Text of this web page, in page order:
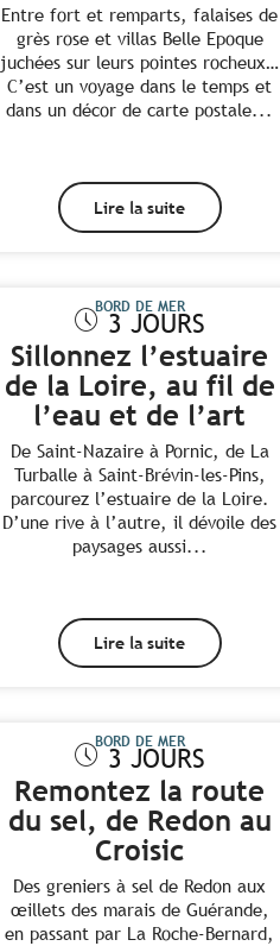
Entre fort et remparts, falaises de
grès rose et villas Belle Epoque
juchées sur leurs pointes rocheux…
C’est un voyage dans le temps et
dans un décor de carte postale...
Lire la suite
BORD DE MER
3 JOURS
Sillonnez l’estuaire
de la Loire, au fil de
l’eau et de l’art
De Saint-Nazaire à Pornic, de La
Turballe à Saint-Brévin-les-Pins,
parcourez l’estuaire de la Loire.
D’une rive à l’autre, il dévoile des
paysages aussi...
Lire la suite
BORD DE MER
3 JOURS
Remontez la route
du sel, de Redon au
Croisic
Des greniers à sel de Redon aux
œillets des marais de Guérande,
en passant par La Roche-Bernard,